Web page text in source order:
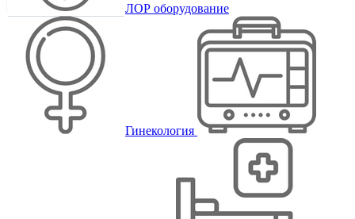
ЛОР оборудование
Гинекология